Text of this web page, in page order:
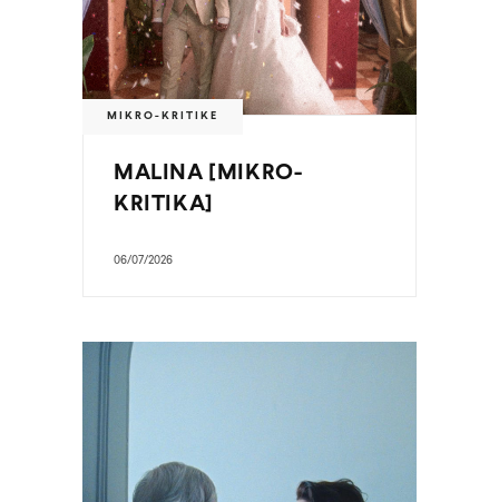
MIKRO-KRITIKE
MALINA [MIKRO-
KRITIKA]
06/07/2026